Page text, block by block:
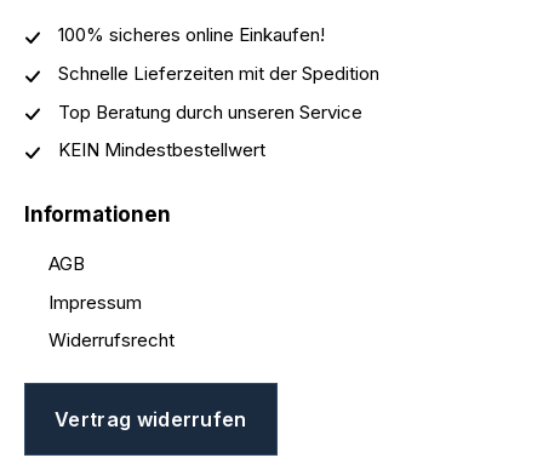
100% sicheres online Einkaufen!
Schnelle Lieferzeiten mit der Spedition
Top Beratung durch unseren Service
KEIN Mindestbestellwert
Informationen
AGB
Impressum
Widerrufsrecht
Vertrag widerrufen